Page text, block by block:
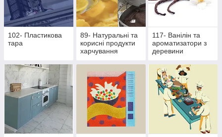
102- Пластикова
тара
89- Натуральні та
корисні продукти
харчування
117- Ванілін та
ароматизатори з
деревини